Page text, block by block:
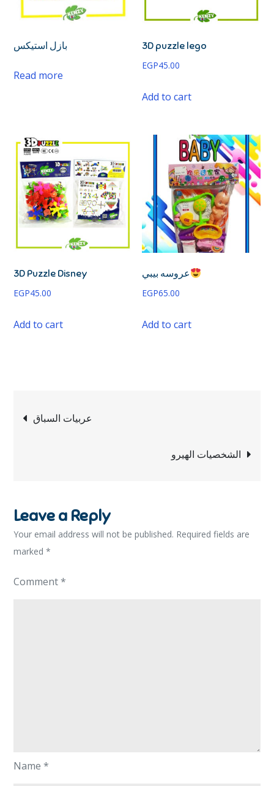
بازل استيكس
Read more
3D puzzle lego
EGP45.00
Add to cart
3D Puzzle Disney
EGP45.00
Add to cart
عروسه بيبي
EGP65.00
Add to cart
عربيات السباق
الشخصيات الهيرو
Leave a Reply
Your email address will not be published. Required fields are
marked*
Comment*
Name*